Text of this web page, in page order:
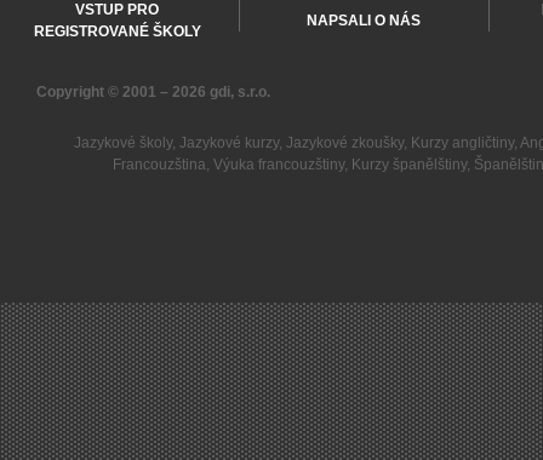
VSTUP PRO
REGISTROVANÉ ŠKOLY
NAPSALI O NÁS
Copyright © 2001 – 2026 gdi, s.r.o.
Jazykové školy, Jazykové kurzy, Jazykové zkoušky, Kurzy angličtiny,
Francouzština,Výuka francouzštiny, Kurzy španělštiny,